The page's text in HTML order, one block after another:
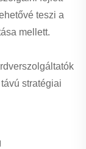
teszi a
mellett.
stratégiai